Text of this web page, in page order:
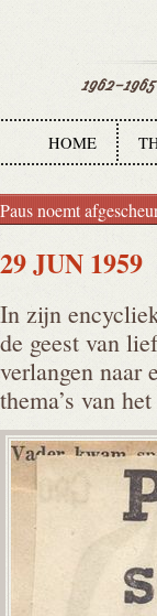
HOME
Paus noemt
29 JUN 1959
In zijn
de geest van
verlangen naar
thema’s van